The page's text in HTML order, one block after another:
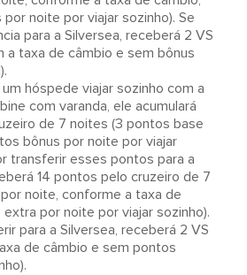
noite por viajar sozinho). Se
para a Silversea, receberá 2 VS
a taxa de câmbio e sem bônus
hóspede viajar sozinho com a
com varanda, ele acumulará
de 7 noites (3 pontos base
bônus por noite por viajar
transferir esses pontos para a
14 pontos pelo cruzeiro de 7
noite, conforme a taxa de
por noite por viajar sozinho).
para a Silversea, receberá 2 VS
de câmbio e sem pontos